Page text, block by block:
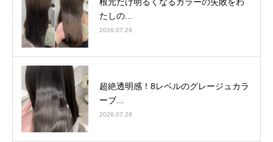
たしの...
2026.07.29
超絶透明感！8レベルのグレージュカラ
ーブ...
2026.07.28